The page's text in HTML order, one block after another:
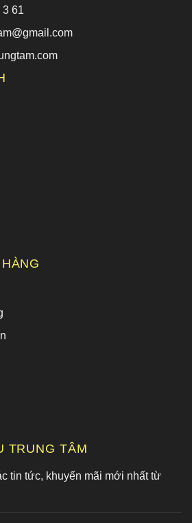
3 61
TRUNG TÂM
tin tức, khuyến mãi mới nhất từ